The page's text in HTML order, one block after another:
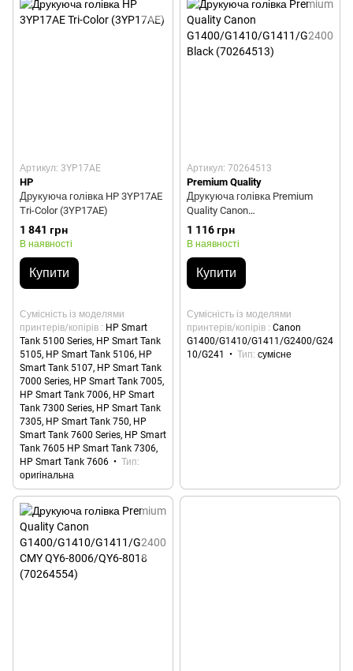
Артикул: 3YP17AE
HP
Друкуюча голівка HP 3YP17AE
Tri-Color (3YP17AE)
1 841 грн
В наявності
Купити
Сумісність із моделями
принтерів/копірів
HP Smart
Tank 5100 Series, HP Smart Tank
5105, HP Smart Tank 5106, HP
Smart Tank 5107, HP Smart Tank
7000 Series, HP Smart Tank 7005,
HP Smart Tank 7006, HP Smart
Tank 7300 Series, HP Smart Tank
7305, HP Smart Tank 750, HP
Smart Tank 7600 Series, HP Smart
Tank 7605 HP Smart Tank 7306,
HP Smart Tank 7606
Тип
оригінальна
Артикул: 70264513
Premium Quality
Друкуюча голівка Premium
Quality Canon
G1400/G1410/G1411/G2400/G2
410/G241 Black (70264513)
1 116 грн
В наявності
Купити
Сумісність із моделями
принтерів/копірів
Canon
G1400/G1410/G1411/G2400/G24
10/G241
Тип сумісне